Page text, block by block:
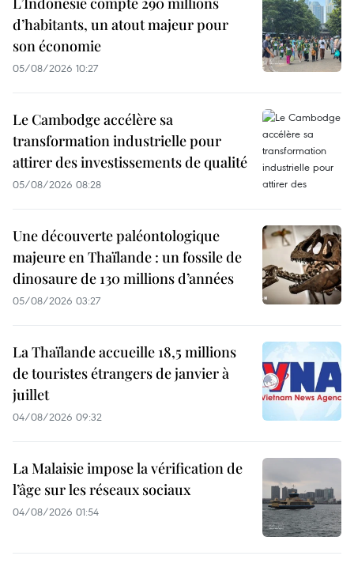
d’habitants, un atout majeur pour
son économie
05/08/2026 10:27
Le Cambodge accélère sa
transformation industrielle pour
attirer des investissements de qualité
05/08/2026 08:28
Une découverte paléontologique
majeure en Thaïlande : un fossile de
dinosaure de 130 millions d’années
05/08/2026 03:27
La Thaïlande accueille 18,5 millions
de touristes étrangers de janvier à
juillet
04/08/2026 09:32
La Malaisie impose la vérification de
l’âge sur les réseaux sociaux
04/08/2026 01:54